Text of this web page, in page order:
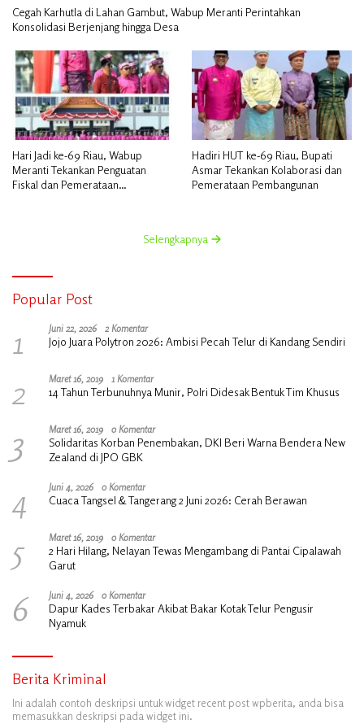
Cegah Karhutla di Lahan Gambut, Wabup Meranti Perintahkan
Konsolidasi Berjenjang hingga Desa
Hari Jadi ke-69 Riau, Wabup
Meranti Tekankan Penguatan
Fiskal dan Pemerataan
Hadiri HUT ke-69 Riau, Bupati
Asmar Tekankan Kolaborasi dan
Pemerataan Pembangunan
Selengkapnya
Popular Post
1 Juni 22, 2026 2 Komentar
Jojo Juara Polytron 2026: Ambisi Pecah Telur di Kandang Sendiri
2 Maret 16, 2019 1 Komentar
14 Tahun Terbunuhnya Munir, Polri Didesak Bentuk Tim Khusus
3 Maret 16, 2019 0 Komentar
Solidaritas Korban Penembakan, DKI Beri Warna Bendera New
Zealand di JPO GBK
4 Juni 4, 2026 0 Komentar
Cuaca Tangsel & Tangerang 2 Juni 2026: Cerah Berawan
5 Maret 16, 2019 0 Komentar
2 Hari Hilang, Nelayan Tewas Mengambang di Pantai Cipalawah
Garut
6 Juni 4, 2026 0 Komentar
Dapur Kades Terbakar Akibat Bakar Kotak Telur Pengusir
Nyamuk
Berita Kriminal
Ini adalah contoh deskripsi untuk widget recent post wpberita, anda bisa
memasukkan deskripsi pada widget ini.